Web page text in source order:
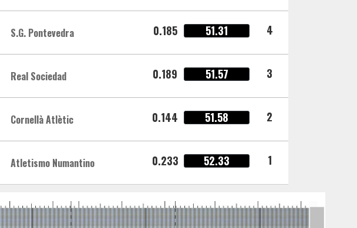
S.G. Pontevedra 0.185 51.31 4
Real Sociedad 0.189 51.57 3
Cornellà Atlètic 0.144 51.58 2
Atletismo Numantino 0.233 52.33 1